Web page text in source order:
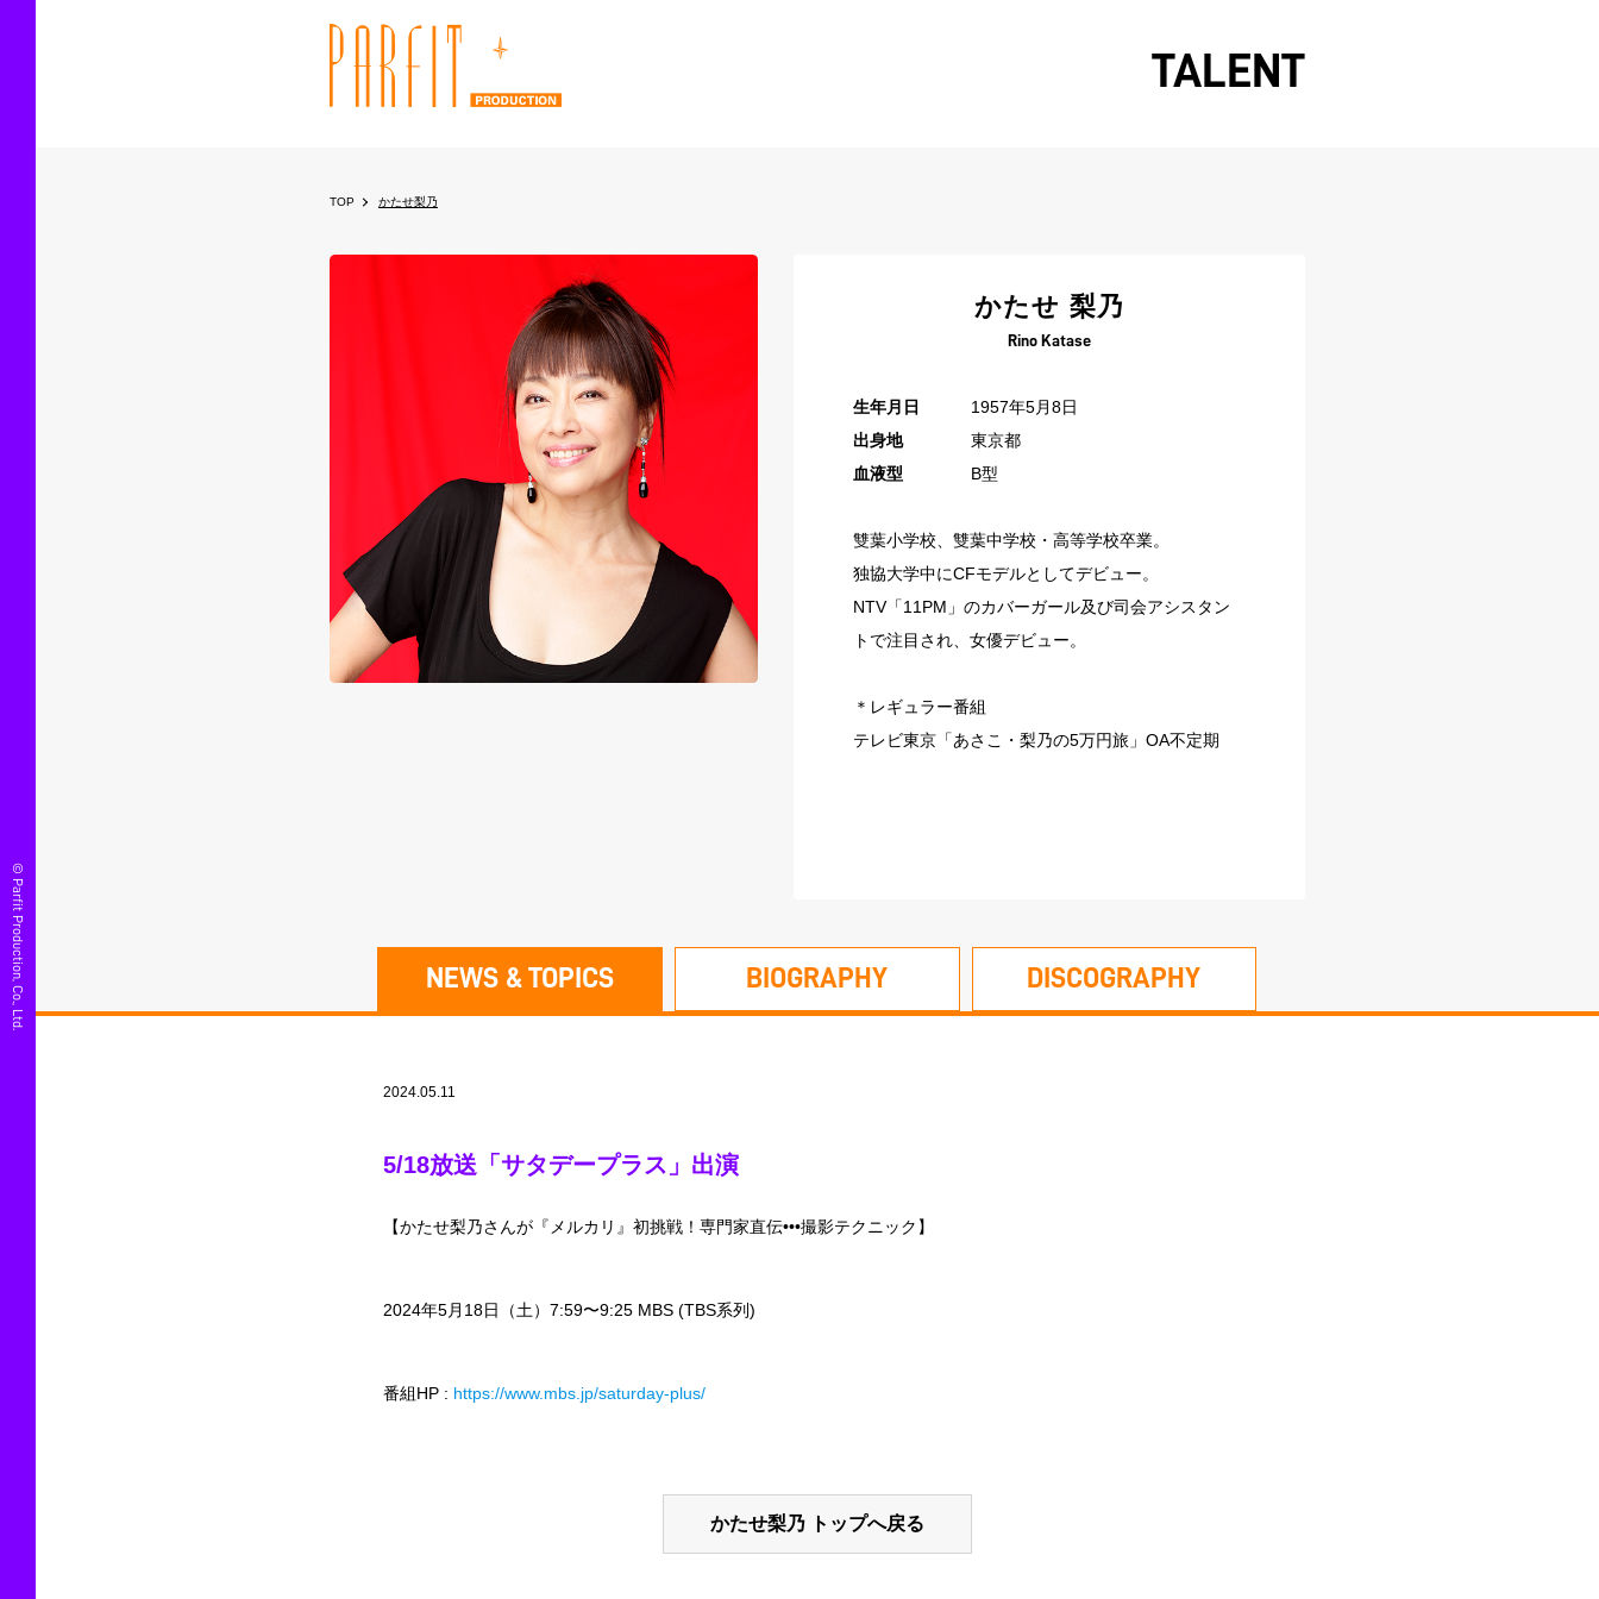
© Parfit Production, Co., Ltd.
TALENT
TOP かたせ梨乃
かたせ 梨乃
Rino Katase
生年月日
1957年5月8日
出身地
東京都
血液型
B型
雙葉小学校、雙葉中学校・高等学校卒業。
独協大学中にCFモデルとしてデビュー。
NTV「11PM」のカバーガール及び司会アシスタン
トで注目され、女優デビュー。
＊レギュラー番組
テレビ東京「あさこ・梨乃の5万円旅」OA不定期
NEWS & TOPICS BIOGRAPHY DISCOGRAPHY
2024.05.11
5/18放送「サタデープラス」出演
【かたせ梨乃さんが『メルカリ』初挑戦！専門家直伝•••撮影テクニック】
2024年5月18日（土）7:59〜9:25 MBS (TBS系列)
番組HP : https://www.mbs.jp/saturday-plus/
かたせ梨乃 トップへ戻る